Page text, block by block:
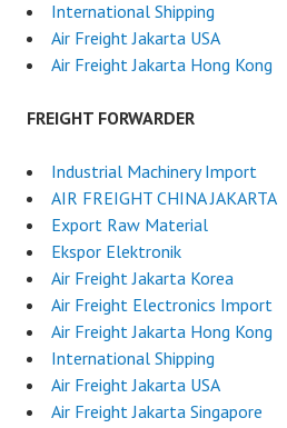
International Shipping
Air Freight Jakarta USA
Air Freight Jakarta Hong Kong
FREIGHT FORWARDER
Industrial Machinery Import
AIR FREIGHT CHINA JAKARTA
Export Raw Material
Ekspor Elektronik
Air Freight Jakarta Korea
Air Freight Electronics Import
Air Freight Jakarta Hong Kong
International Shipping
Air Freight Jakarta USA
Air Freight Jakarta Singapore